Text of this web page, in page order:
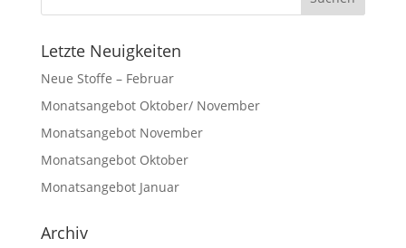
Letzte Neuigkeiten
Neue Stoffe – Februar
Monatsangebot Oktober/ November
Monatsangebot November
Monatsangebot Oktober
Monatsangebot Januar
Archiv